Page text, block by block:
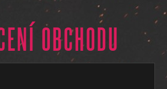
OBCHODU